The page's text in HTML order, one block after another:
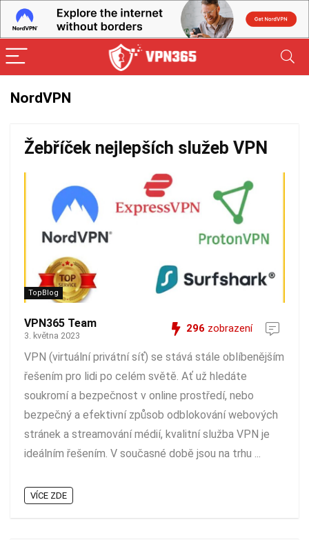
NordVPN
Žebříček nejlepších služeb VPN
TopBlog
VPN365 Team
3. května 2023
296 zobrazení
VPN (virtuální privátní síť) se stává stále oblíbenějším
řešením pro lidi po celém světě. Ať už hledáte
soukromí a bezpečnost v online prostředí, nebo
bezpečný a efektivní způsob odblokování webových
stránek a streamování médií, kvalitní služba VPN je
ideálním řešením. V současné době jsou na trhu ...
VÍCE ZDE